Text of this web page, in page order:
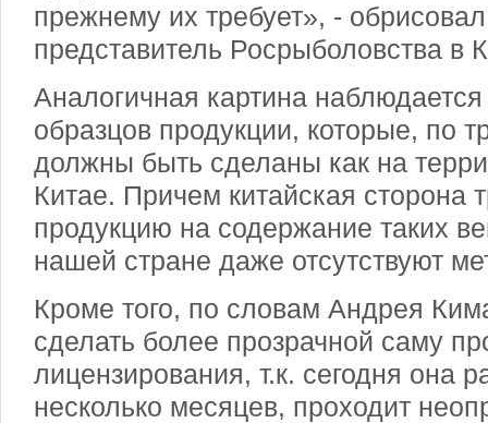
прежнему их требует», -
представитель Росрыболовства в
Аналогичная картина
образцов продукции, которые, по
должны быть сделаны как на
Китае. Причем китайская сторона
продукцию на содержание таких
нашей стране даже отсутствуют
Кроме того, по словам Андрея
сделать более прозрачной саму
лицензирования, т.к. сегодня она
несколько месяцев, проходит